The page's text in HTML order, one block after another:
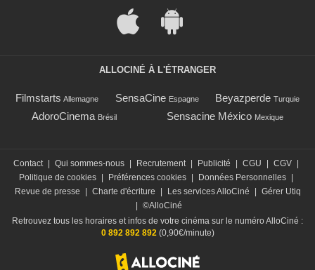
ALLOCINÉ À L'ÉTRANGER
Filmstarts Allemagne SensaCine Espagne Beyazperde Turquie
AdoroCinema Brésil Sensacine México Mexique
Contact Qui sommes-nous Recrutement Publicité CGU CGV
Politique de cookies
Préférences cookies Données Personnelles
Revue de presse
Charte d'écriture Les services AlloCiné
Gérer Utiq
©AlloCiné
Retrouvez tous les horaires et infos de votre cinéma sur le numéro AlloCiné :
0 892 892 892(0,90€/minute)